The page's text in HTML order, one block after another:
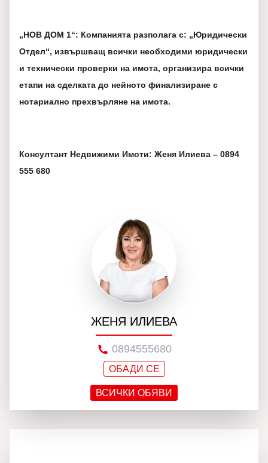
„НОВ ДОМ 1“: Компанията разполага с: „Юридически
Отдел“, извършващ всички необходими юридически
и технически проверки на имота, организира всички
етапи на сделката до нейното финализиране с
нотариално прехвърляне на имота.
Консултант Недвижими Имоти: Женя Илиева – 0894
555 680
ЖЕНЯ ИЛИЕВА
0894555680
ОБАДИ СЕ
ВСИЧКИ ОБЯВИ